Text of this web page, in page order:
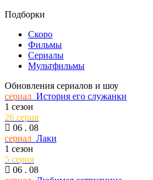
Подборки
Скоро
Фильмы
Сериалы
Мультфильмы
Обновления сериалов и шоу
сериал История его служанки
1 сезон
26 серия
06 . 08
сериал Лаки
1 сезон
5 серия
06 . 08